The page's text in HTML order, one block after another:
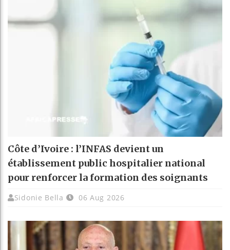
Côte d’Ivoire : l’INFAS devient un
établissement public hospitalier national
pour renforcer la formation des soignants
Sidonie Bella 06 Aug 2026